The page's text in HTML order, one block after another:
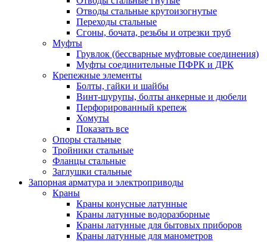
Отводы стальные крутоизогнутые
Переходы стальные
Сгоны, бочата, резьбы и отрезки труб
Муфты
Грувлок (бессварные муфтовые соединения)
Муфты соединительные ПФРК и ДРК
Крепежные элементы
Болты, гайки и шайбы
Винт-шурупы, болты анкерные и дюбели
Перфорированный крепеж
Хомуты
Показать все
Опоры стальные
Тройники стальные
Фланцы стальные
Заглушки стальные
Запорная арматура и электроприводы
Краны
Краны конусные латунные
Краны латунные водоразборные
Краны латунные для бытовых приборов
Краны латунные для манометров